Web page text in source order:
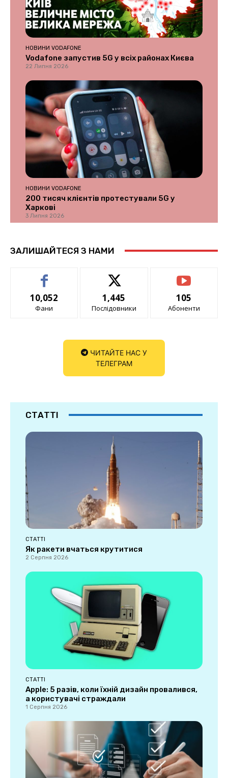
НОВИНИ VODAFONE
Vodafone запустив 5G у всіх районах Києва
22 Липня 2026
НОВИНИ VODAFONE
200 тисяч клієнтів протестували 5G у
Харкові
3 Липня 2026
ЗАЛИШАЙТЕСЯ З НАМИ
10,052
Фани
1,445
Послідовники
105
Абоненти
ЧИТАЙТЕ НАС У
ТЕЛЕГРАМ
СТАТТІ
СТАТТІ
Як ракети вчаться крутитися
2 Серпня 2026
СТАТТІ
Apple: 5 разів, коли їхній дизайн провалився,
а користувачі страждали
1 Серпня 2026